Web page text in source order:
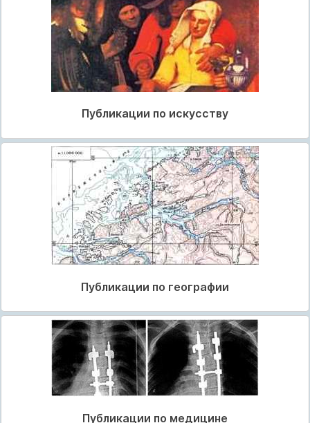
Публикации по искусству
Публикации по географии
Публикации по медицине